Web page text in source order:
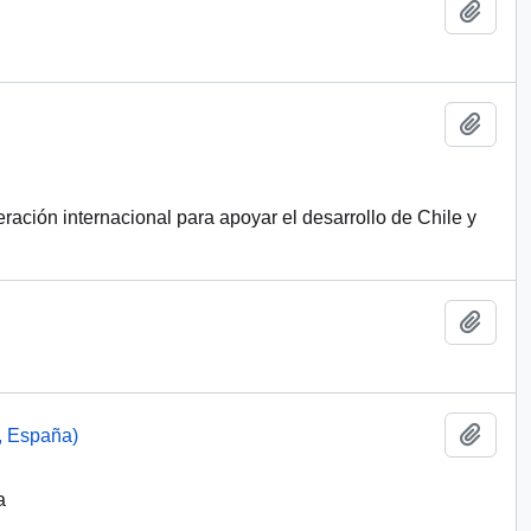
internacional para apoyar el desarrollo de Chile y
España)